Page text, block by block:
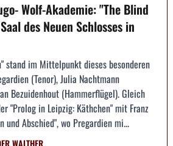
Wolf-Akademie: "The Blind
des Neuen Schlosses in
stand im Mittelpunkt dieses besonderen
(Tenor), Julia Nachtmann
Bezuidenhout (Hammerflügel). Gleich
"Prolog in Leipzig: Käthchen" mit Franz
und Abschied", wo Pregardien mi...
WALTHER